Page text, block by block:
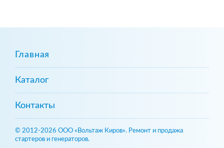
Главная
Каталог
Контакты
© 2012-2026 ООО «Вольтаж Киров». Ремонт и продажа
стартеров и генераторов.